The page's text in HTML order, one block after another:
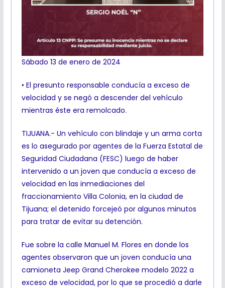
Sábado 13 de enero de 2024
• El presunto responsable conducía a exceso de
velocidad y se negó a descender del vehículo
mientras éste era remolcado.
TIJUANA.- Un vehículo con blindaje y un arma corta
es lo asegurado por agentes de la Fuerza Estatal de
Seguridad Ciudadana (FESC) luego de haber
intervenido a un joven que conducía a exceso de
velocidad en las inmediaciones del
fraccionamiento Villa Colonia, en la ciudad de
Tijuana; el detenido forcejeó por algunos minutos
para tratar de evitar su detención.
Fue sobre la calle Manuel M. Flores en donde los
agentes observaron que un joven conducía una
camioneta Jeep Grand Cherokee modelo 2022 a
exceso de velocidad, por lo que se procedió a darle